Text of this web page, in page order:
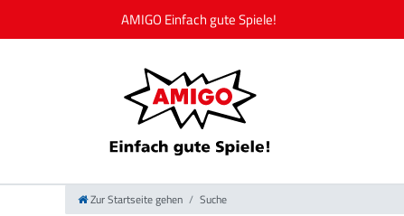
Zur Startseite gehen Suche